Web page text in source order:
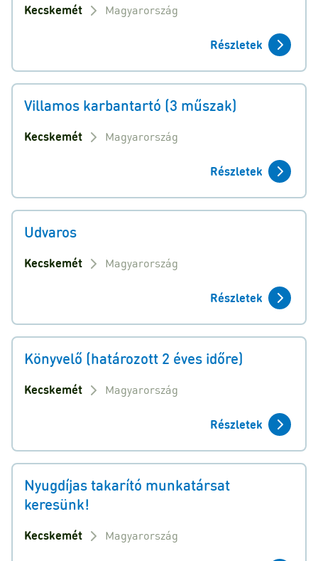
Kecskemét Magyarország
Részletek
Villamos karbantartó (3 műszak)
Kecskemét Magyarország
Részletek
Udvaros
Kecskemét Magyarország
Részletek
Könyvelő (határozott 2 éves időre)
Kecskemét Magyarország
Részletek
Nyugdíjas takarító munkatársat
keresünk!
Kecskemét Magyarország